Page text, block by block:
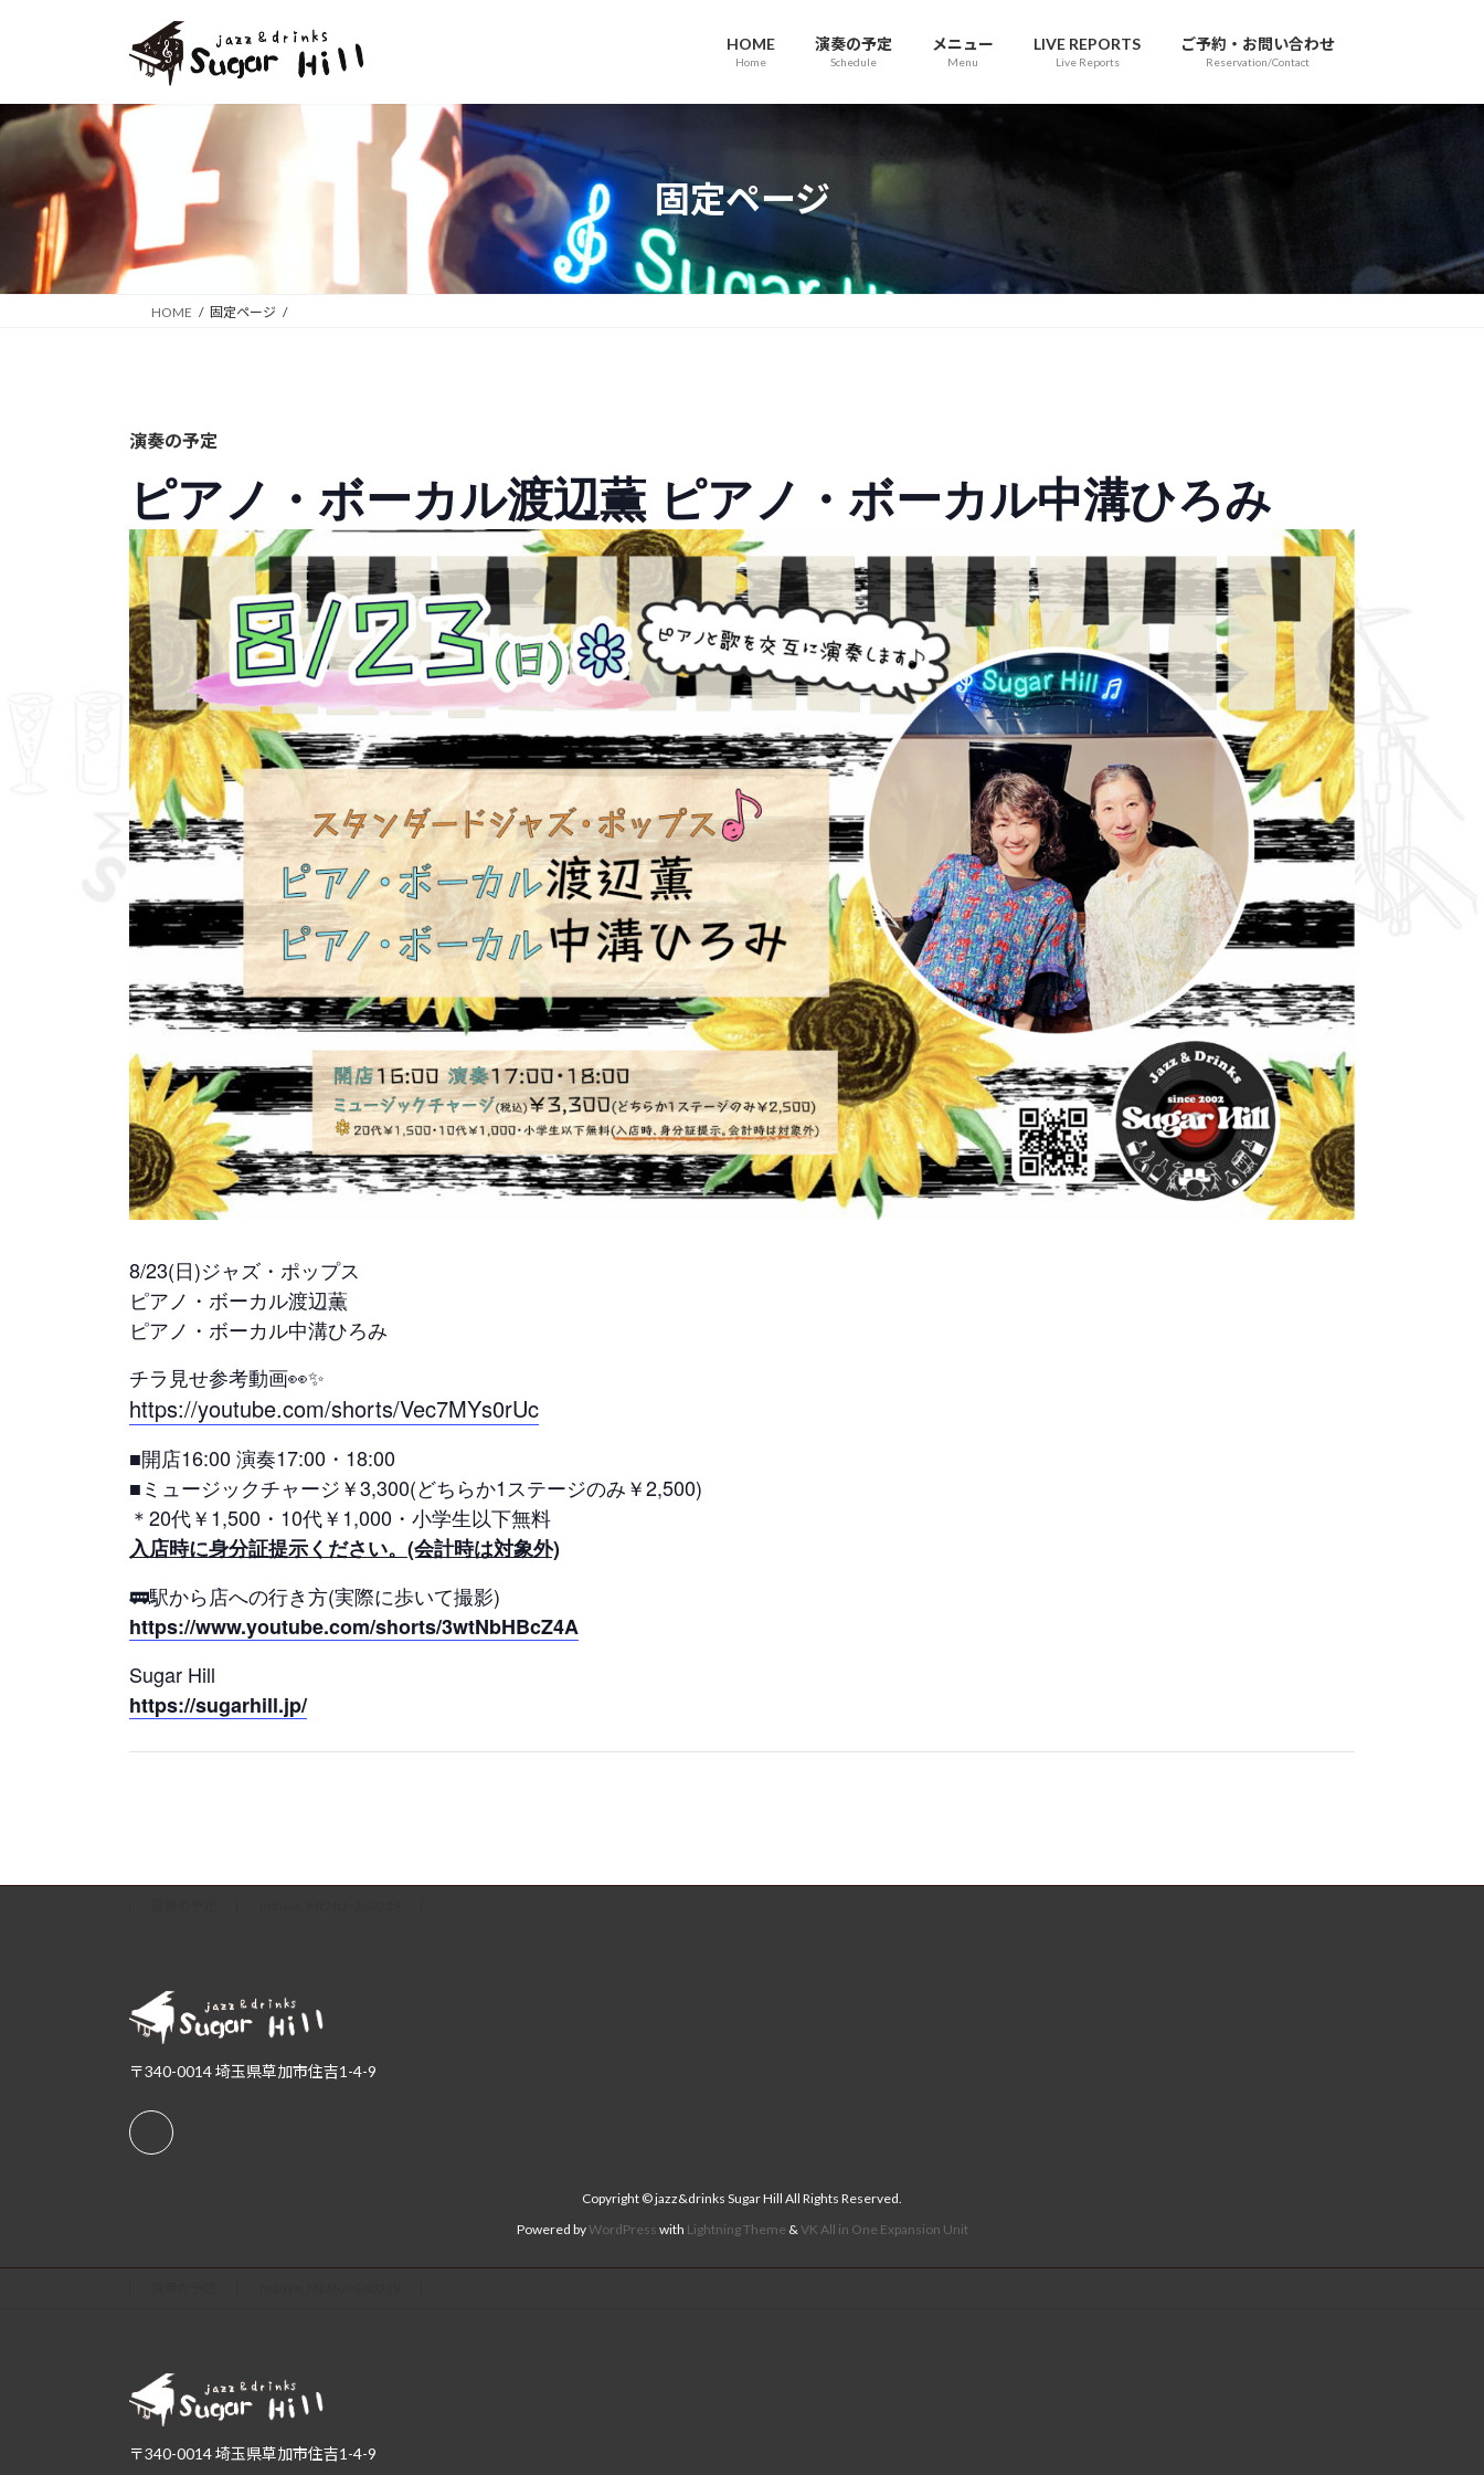
ツ
へ
キ
シ
ョ
に
HOME
Home
演奏の予定
Schedule
メニュー
Menu
LIVE REPORTS
Live Reports
ご予約・お問い合わせ
Reservation/Contact
固定ページ
HOME 固定ページ
演奏の予定
ピアノ・ボーカル渡辺薫 ピアノ・ボーカル中溝ひろみ
8/23(日)ジャズ・ポップス
ピアノ・ボーカル渡辺薫
ピアノ・ボーカル中溝ひろみ
チラ見せ参考動画👀✨
https://youtube.com/shorts/Vec7MYs0rUc
■開店16:00 演奏17:00・18:00
■ミュージックチャージ￥3,300(どちらか1ステージのみ￥2,500)
＊20代￥1,500・10代￥1,000・小学生以下無料
入店時に身分証提示ください。(会計時は対象外)
🚃駅から店への行き方(実際に歩いて撮影)
https://www.youtube.com/shorts/3wtNbHBcZ4A
Sugar Hill
https://sugarhill.jp/
〒340-0014 埼玉県草加市住吉1-4-9
Copyright © jazz&drinks Sugar Hill All Rights Reserved.
Powered byWordPress with Lightning Theme & VK All in One Expansion Unit
〒340-0014 埼玉県草加市住吉1-4-9